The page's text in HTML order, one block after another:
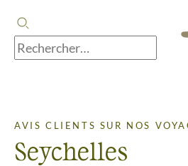
AVIS CLIENTS SUR NOS
Seychelles